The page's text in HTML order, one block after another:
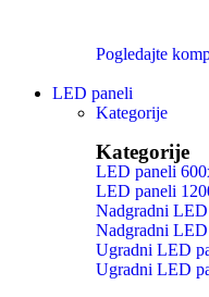
Pogledajte
LED paneli
Kategorije
Kategorije
LED paneli
LED paneli
Nadgradni
Nadgradni
Ugradni LED
Ugradni LED